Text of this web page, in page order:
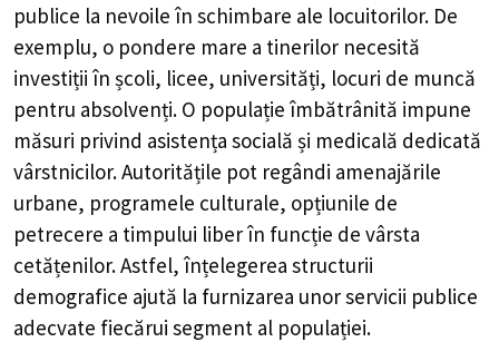
publice la nevoile în schimbare ale locuitorilor. De
exemplu, o pondere mare a tinerilor necesită
investiții în școli, licee, universități, locuri de muncă
pentru absolvenți. O populație îmbătrânită impune
măsuri privind asistența socială și medicală dedicată
vârstnicilor. Autoritățile pot regândi amenajările
urbane, programele culturale, opțiunile de
petrecere a timpului liber în funcție de vârsta
cetățenilor. Astfel, înțelegerea structurii
demografice ajută la furnizarea unor servicii publice
adecvate fiecărui segment al populației.